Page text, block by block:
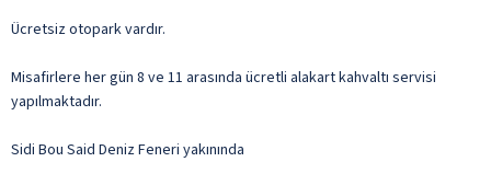
Ücretsiz otopark vardır.
Misafirlere her gün 8 ve 11 arasında ücretli alakart kahvaltı servisi
yapılmaktadır.
Sidi Bou Said Deniz Feneri yakınında